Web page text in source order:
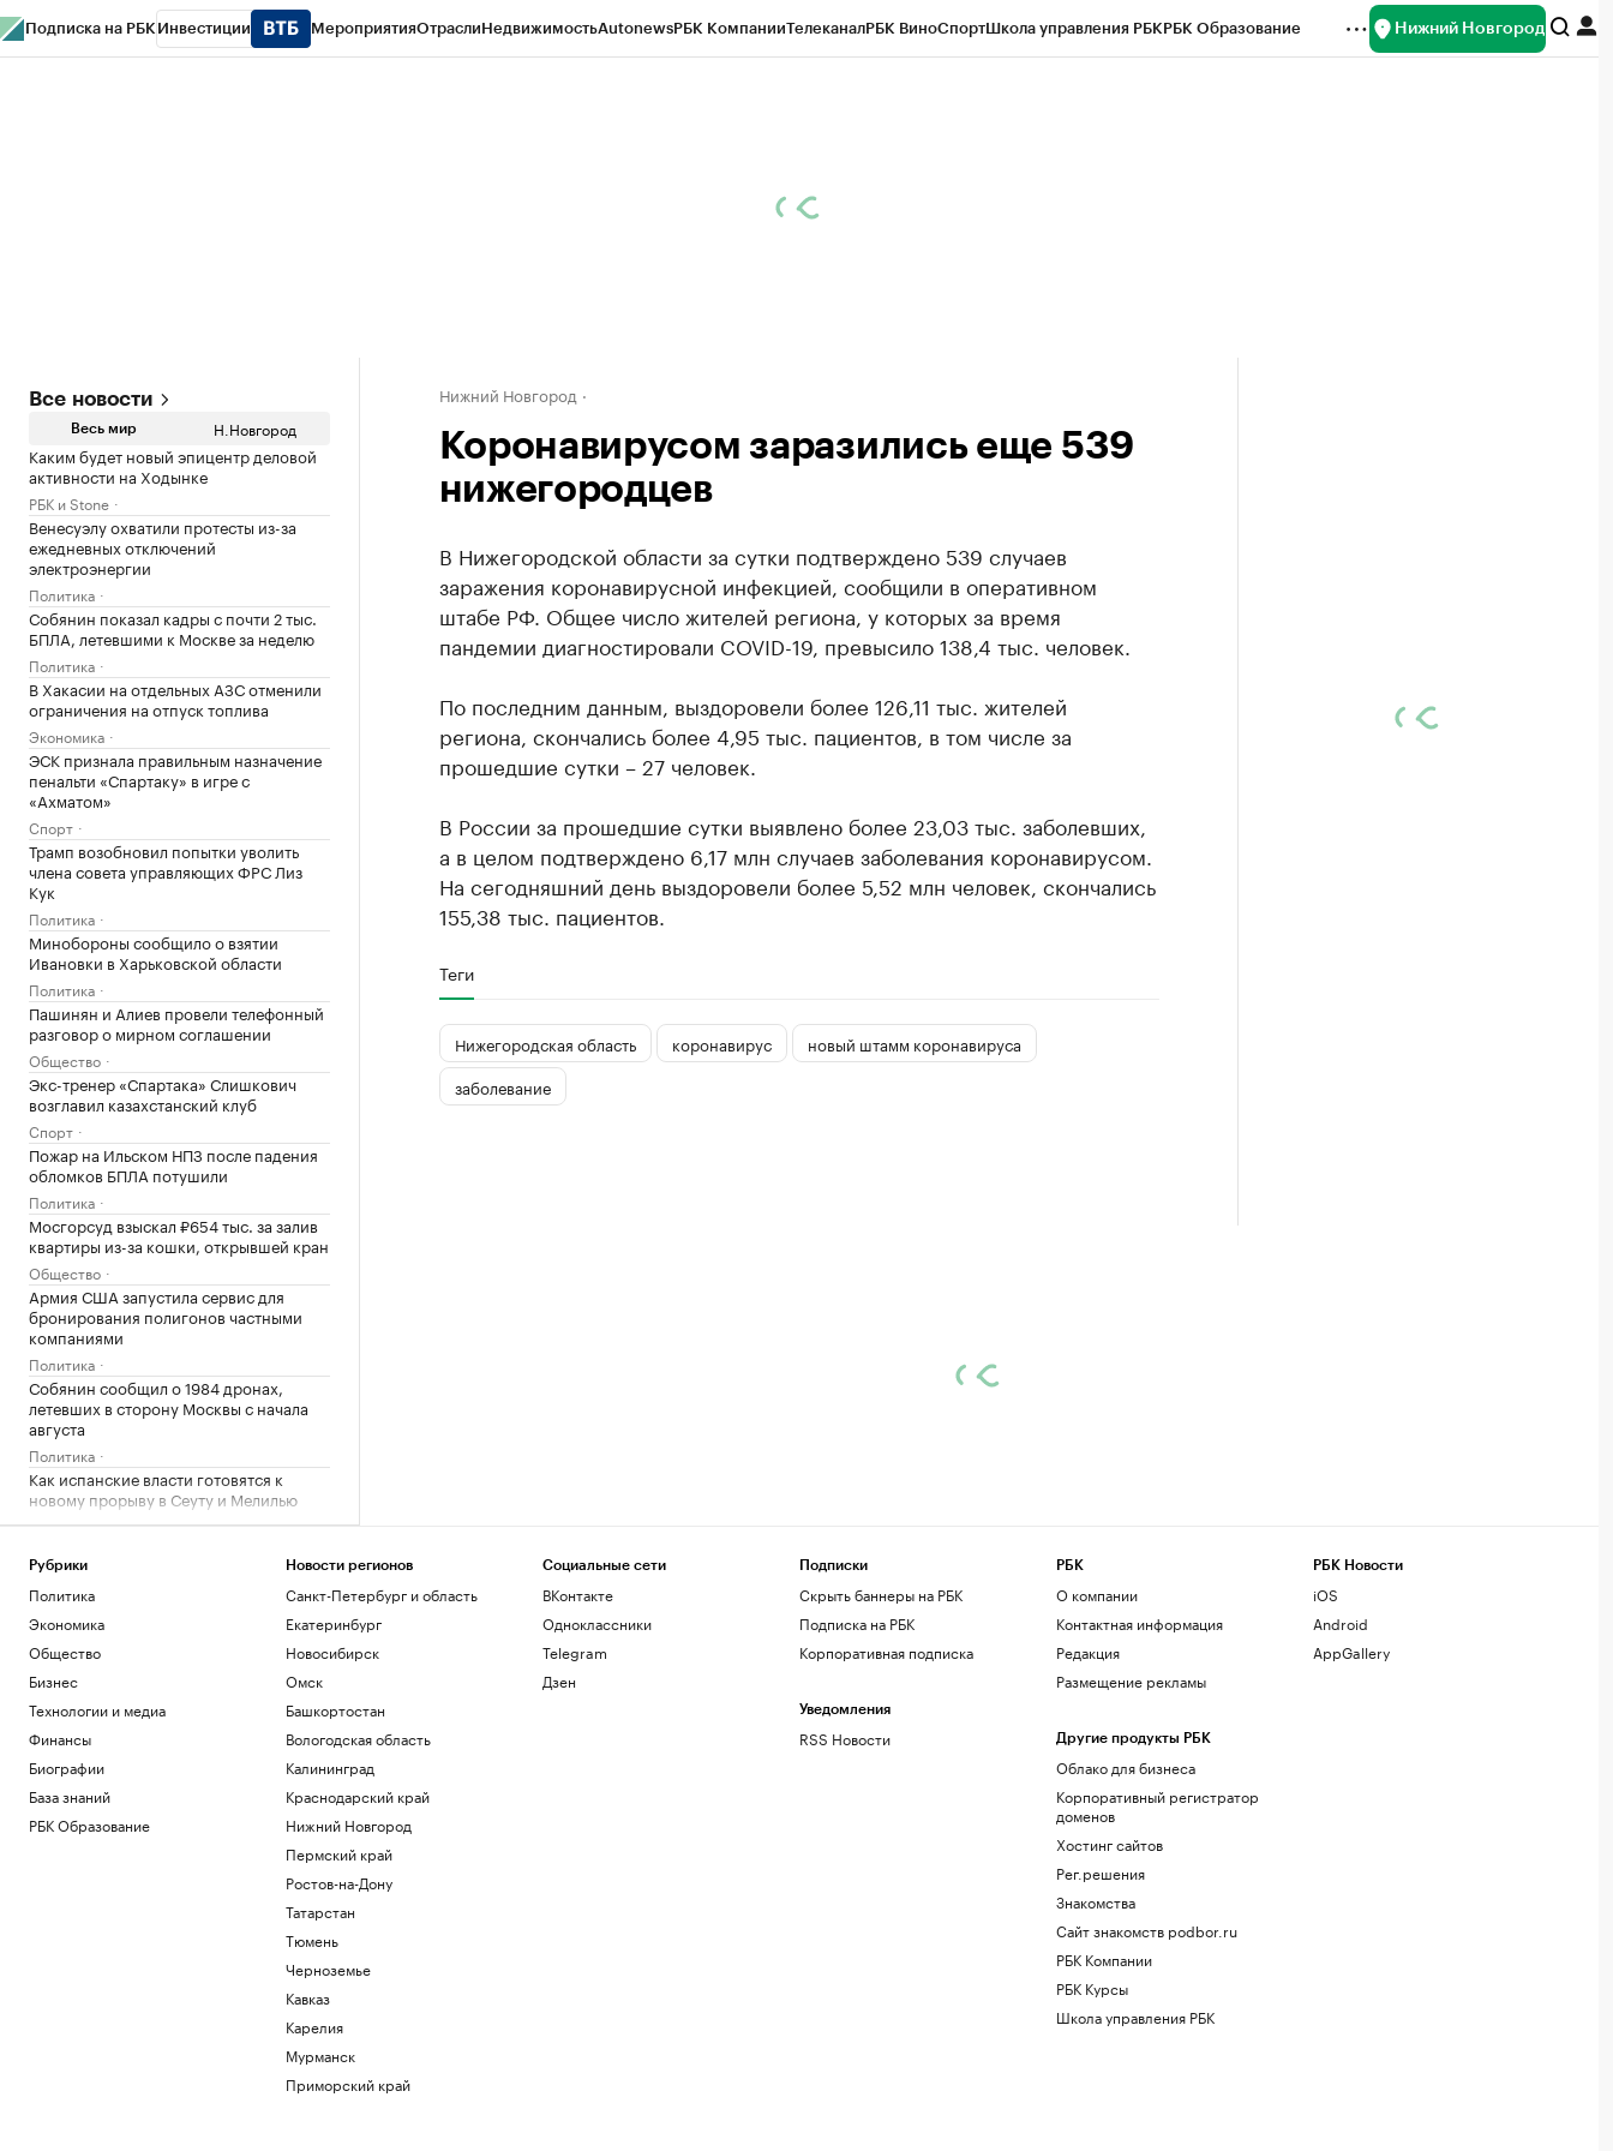
Подписка на РБК Инвестиции МероприятияОтраслиНедвижимостьAutonewsРБК КомпанииТелеканалРБК ВиноСпортШкола управления РБКРБК Образование Нижний Новгород
Все новости
Весь мир Н.Новгород
Каким будет новый эпицентр деловой
активности на Ходынке
РБК и Stone
Венесуэлу охватили протесты из-за
ежедневных отключений
электроэнергии
Политика
Собянин показал кадры с почти 2 тыс.
БПЛА, летевшими к Москве за неделю
Политика
В Хакасии на отдельных АЗС отменили
ограничения на отпуск топлива
Экономика
ЭСК признала правильным назначение
пенальти «Спартаку» в игре с
«Ахматом»
Спорт
Трамп возобновил попытки уволить
члена совета управляющих ФРС Лиз
Кук
Политика
Минобороны сообщило о взятии
Ивановки в Харьковской области
Политика
Пашинян и Алиев провели телефонный
разговор о мирном соглашении
Общество
Экс-тренер «Спартака» Слишкович
возглавил казахстанский клуб
Спорт
Пожар на Ильском НПЗ после падения
обломков БПЛА потушили
Политика
Мосгорсуд взыскал ₽654 тыс. за залив
квартиры из-за кошки, открывшей кран
Общество
Армия США запустила сервис для
бронирования полигонов частными
компаниями
Политика
Собянин сообщил о 1984 дронах,
летевших в сторону Москвы с начала
августа
Политика
Как испанские власти готовятся к
новому прорыву в Сеуту и Мелилью
Политика
летнего игрока клуба НБА «Мемфис»
Кларка
Спорт
на российское ПО
Технологии и медиа
Gemini заподозрили в доступе к
закрытым Google-документам
Технологии и медиа
Число сбитых на подлете к Москве
дронов превысило десять
Политика
МИД России заявил о попытках Запада
втянуть Грузию в «кровавые авантюры»
известно о новом ИИ-стартапе Безоса
Нижний Новгород
Коронавирусом заразились еще 539
нижегородцев
В Нижегородской области за сутки подтверждено 539 случаев
заражения коронавирусной инфекцией, сообщили в оперативном
штабе РФ. Общее число жителей региона, у которых за время
пандемии диагностировали COVID-19, превысило 138,4 тыс. человек.
По последним данным, выздоровели более 126,11 тыс. жителей
региона, скончались более 4,95 тыс. пациентов, в том числе за
прошедшие сутки – 27 человек.
В России за прошедшие сутки выявлено более 23,03 тыс. заболевших,
а в целом подтверждено 6,17 млн случаев заболевания коронавирусом.
На сегодняшний день выздоровели более 5,52 млн человек, скончались
155,38 тыс. пациентов.
Теги
Нижегородская область коронавирус
новый штамм коронавируса
заболевание
Рубрики
Политика
Экономика
Общество
Бизнес
Технологии и медиа
Финансы
Биографии
База знаний
РБК Образование
Новости регионов
Санкт-Петербург и область
Екатеринбург
Новосибирск
Омск
Башкортостан
Вологодская область
Калининград
Краснодарский край
Нижний Новгород
Пермский край
Ростов-на-Дону
Татарстан
Тюмень
Черноземье
Кавказ
Карелия
Мурманск
Приморский край
Социальные сети
ВКонтакте
Одноклассники
Telegram
Дзен
Подписки
Скрыть баннеры на РБК
Подписка на РБК
Корпоративная подписка
Уведомления
RSS Новости
РБК
О компании
Контактная информация
Редакция
Размещение рекламы
Другие продукты РБК
Облако для бизнеса
Корпоративный регистратор
доменов
Хостинг сайтов
Рег.решения
Знакомства
Сайт знакомств podbor.ru
РБК Компании
РБК Курсы
Школа управления РБК
РБК Новости
iOS
Android
AppGallery